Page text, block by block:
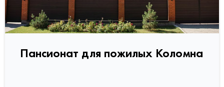
Пансионат для пожилых Коломна